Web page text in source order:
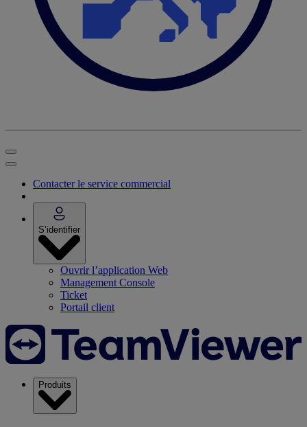
Contacter le service commercial
S’identifier
Ouvrir l’application Web
Management Console
Ticket
Portail client
Produits